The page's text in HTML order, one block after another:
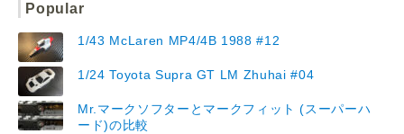
Popular
1/43 McLaren MP4/4B 1988 #12
1/24 Toyota Supra GT LM Zhuhai #04
Mr.マークソフターとマークフィット (スーパーハ
ード)の比較